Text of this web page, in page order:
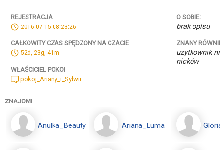
REJESTRACJA
2016-07-15 08:23:26
CAŁKOWITY CZAS SPĘDZONY NA CZACIE
52d, 23g, 41m
WŁAŚCICIEL POKOI
pokoj_Ariany_i_Sylwii
O SOBIE:
brak opisu
ZNANY
użytkownik
nicków
ZNAJOMI
Anulka_Beauty Ariana_Luma